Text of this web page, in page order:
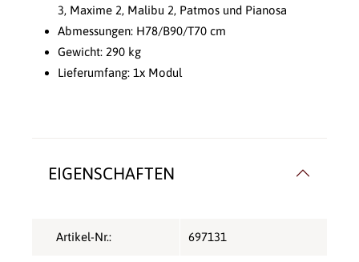
3, Maxime 2, Malibu 2, Patmos und Pianosa
Abmessungen: H78/B90/T70 cm
Gewicht: 290 kg
Lieferumfang: 1x Modul
EIGENSCHAFTEN
Artikel-Nr.: 697131